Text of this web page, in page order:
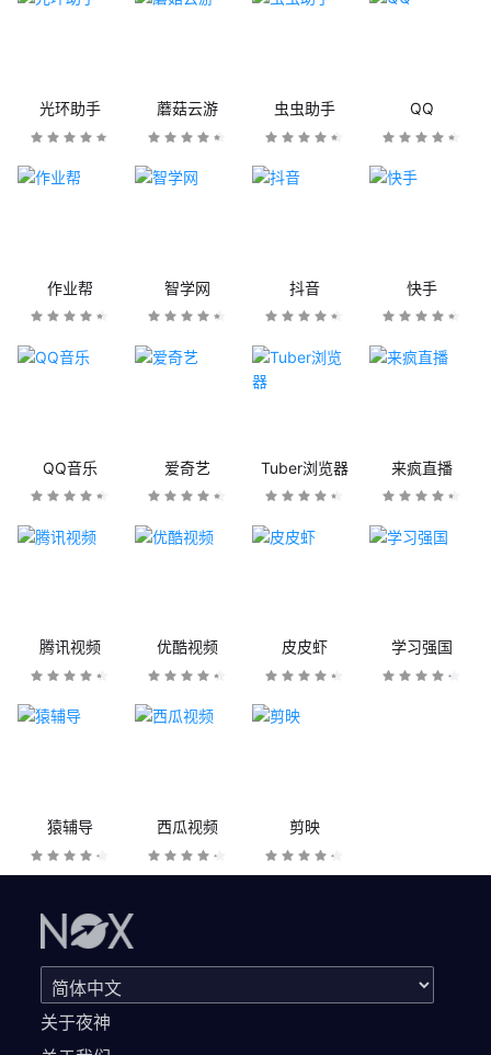
光环助手 蘑菇云游 虫虫助手 QQ
作业帮 智学网 抖音 快手
QQ音乐 爱奇艺 Tuber浏览器 来疯直播
腾讯视频 优酷视频 皮皮虾 学习强国
猿辅导 西瓜视频 剪映
关于夜神